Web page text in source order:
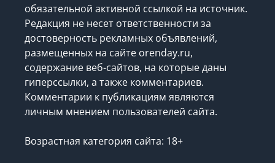
обязательной активной ссылкой на источник.
Редакция не несет ответственности за
достоверность рекламных объявлений,
размещенных на сайте orenday.ru,
содержание веб-сайтов, на которые даны
гиперссылки, а также комментариев.
Комментарии к публикациям являются
личным мнением пользователей сайта.
Возрастная категория сайта: 18+